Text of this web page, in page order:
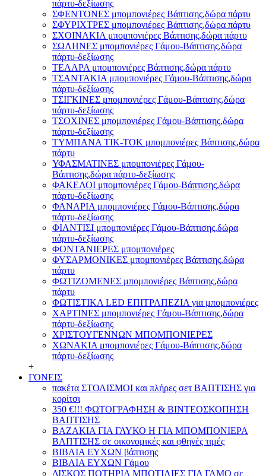
πάρτυ-δεξίωσης
ΣΦΕΝΤΟΝΕΣ μπομπονιέρες Βάπτισης,δώρα πάρτυ
ΣΦΥΡΙΧΤΡΕΣ μπομπονιέρες Βάπτισης,δώρα πάρτυ
ΣΧΟΙΝΑΚΙΑ μπομπονιέρες Βάπτισης,δώρα πάρτυ
ΣΩΛΗΝΕΣ μπομπονιέρες Γάμου-Βάπτισης,δώρα
πάρτυ-δεξίωσης
ΤΕΛΑΡΑ μπομπονιέρες Βάπτισης,δώρα πάρτυ
ΤΣΑΝΤΑΚΙΑ μπομπονιέρες Γάμου-Βάπτισης,δώρα
πάρτυ-δεξίωσης
ΤΣΙΓΚΙΝΕΣ μπομπονιέρες Γάμου-Βάπτισης,δώρα
πάρτυ-δεξίωσης
ΤΣΟΧΙΝΕΣ μπομπονιέρες Γάμου-Βάπτισης,δώρα
πάρτυ-δεξίωσης
ΤΥΜΠΑΝΑ ΤΙΚ-ΤΟΚ μπομπονιέρες Βάπτισης,δώρα
πάρτυ
ΥΦΑΣΜΑΤΙΝΕΣ μπομπονιέρες Γάμου-
Βάπτισης,δώρα πάρτυ-δεξίωσης
ΦΑΚΕΛΟΙ μπομπονιέρες Γάμου-Βάπτισης,δώρα
πάρτυ-δεξίωσης
ΦΑΝΑΡΙΑ μπομπονιέρες Γάμου-Βάπτισης,δώρα
πάρτυ-δεξίωσης
ΦΙΛΝΤΙΣΙ μπομπονιέρες Γάμου-Βάπτισης,δώρα
πάρτυ-δεξίωσης
ΦΟΝΤΑΝΙΕΡΕΣ μπομπονιέρες
ΦΥΣΑΡΜΟΝΙΚΕΣ μπομπονιέρες Βάπτισης,δώρα
πάρτυ
ΦΩΤΙΖΟΜΕΝΕΣ μπομπονιέρες Βάπτισης,δώρα
πάρτυ
ΦΩΤΙΣΤΙΚΑ LED ΕΠΙΤΡΑΠΕΖΙΑ για μπομπονιέρες
ΧΑΡΤΙΝΕΣ μπομπονιέρες Γάμου-Βάπτισης,δώρα
πάρτυ-δεξίωσης
ΧΡΙΣΤΟΥΓΕΝΝΩΝ ΜΠΟΜΠΟΝΙΕΡΕΣ
ΧΩΝΑΚΙΑ μπομπονιέρες Γάμου-Βάπτισης,δώρα
πάρτυ-δεξίωσης
+
ΓΟΝΕΙΣ
πακέτα ΣΤΟΛΙΣΜΟΙ και πλήρες σετ ΒΑΠΤΙΣΗΣ για
κορίτσι
350 €!!! ΦΩΤΟΓΡΑΦΗΣΗ & ΒΙΝΤΕΟΣΚΟΠΗΣΗ
ΒΑΠΤΙΣΗΣ
ΒΑΖΑΚΙΑ ΓΙΑ ΓΛΥΚΟ Η ΓΙΑ ΜΠΟΜΠΟΝΙΕΡΑ
ΒΑΠΤΙΣΗΣ σε οικονομικές και φθηνές τιμές
ΒΙΒΛΙΑ ΕΥΧΩΝ βάπτισης
ΒΙΒΛΙΑ ΕΥΧΩΝ Γάμου
ΔΙΣΚΟΣ ΠΟΤΗΡΙΑ ΜΠΟΤΙΛΙΕΣ ΓΙΑ ΓΑΜΟ σε